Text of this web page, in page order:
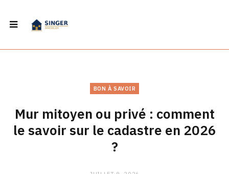
BON À SAVOIR
Mur mitoyen ou privé : comment
le savoir sur le cadastre en 2026
?